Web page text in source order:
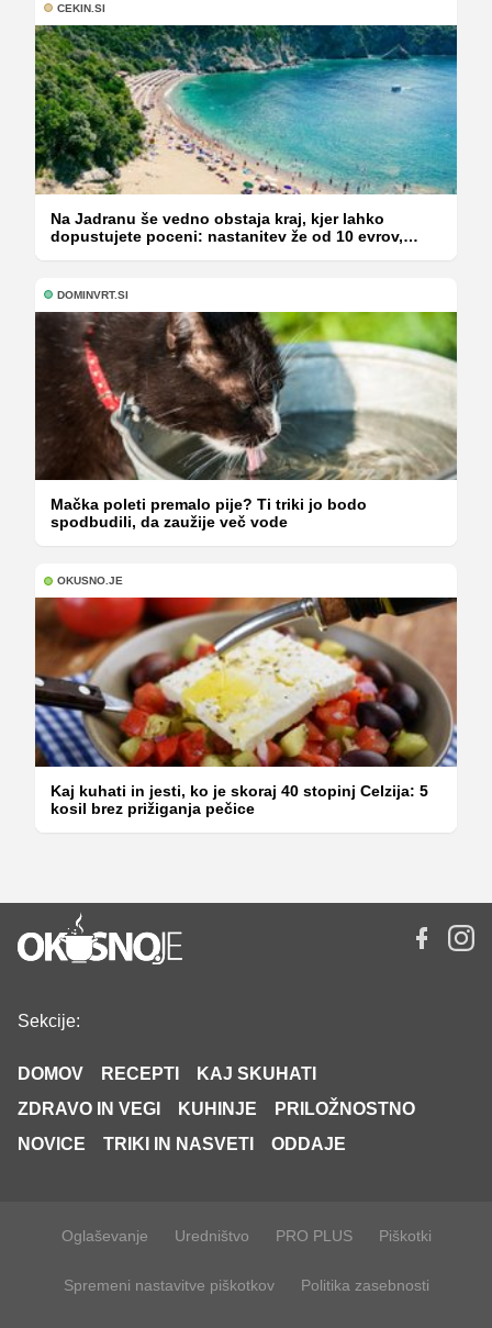
CEKIN.SI
Na Jadranu še vedno obstaja kraj, kjer lahko
dopustujete poceni: nastanitev že od 10 evrov,
DOMINVRT.SI
Mačka poleti premalo pije? Ti triki jo bodo
spodbudili, da zaužije več vode
OKUSNO.JE
Kaj kuhati in jesti, ko je skoraj 40 stopinj Celzija: 5
kosil brez prižiganja pečice
Sekcije:
DOMOV RECEPTI
KAJ SKUHATI
ZDRAVO IN VEGI
KUHINJE
PRILOŽNOSTNO
NOVICE
TRIKI IN NASVETI ODDAJE
Oglaševanje Uredništvo PRO PLUS Piškotki
Spremeni nastavitve piškotkov Politika zasebnosti